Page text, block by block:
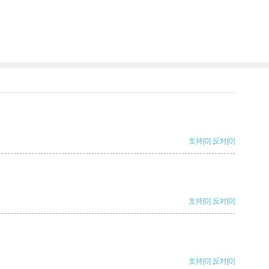
支持[0] 反对[0]
支持[0] 反对[0]
支持[0] 反对[0]